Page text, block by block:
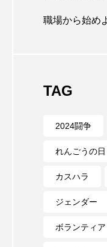
職場から始め
TAG
2024闘争
れんごうの日
カスハラ
ジェンダー
ボランティア